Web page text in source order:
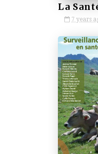
7 years
by VETBOOKSTORE